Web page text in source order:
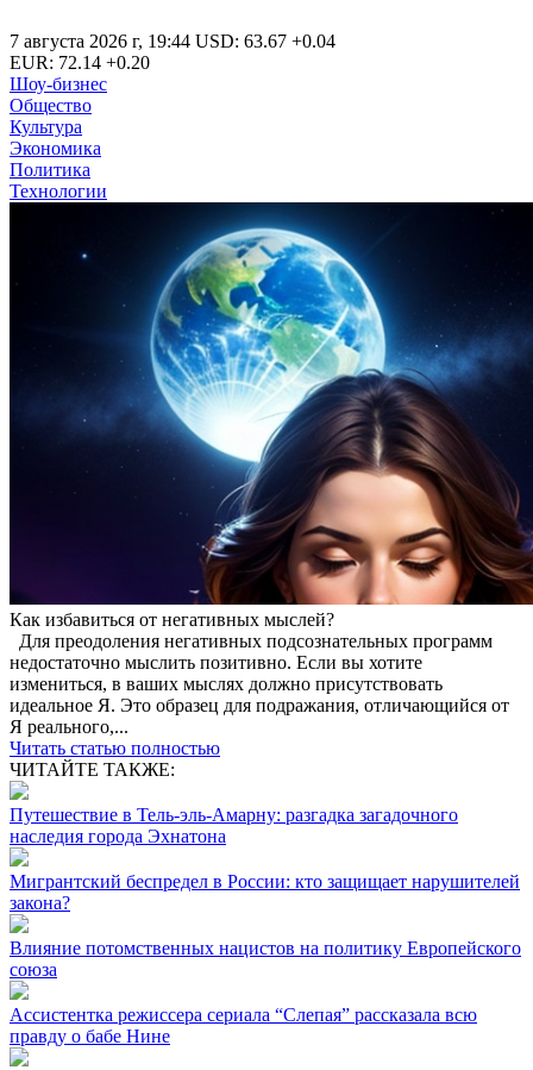
7 августа 2026 г, 19:44 USD: 63.67 +0.04
EUR: 72.14 +0.20
Шоу-бизнес
Общество
Культура
Экономика
Политика
Технологии
Как избавиться от негативных мыслей?
Для преодоления негативных подсознательных программ
недостаточно мыслить позитивно. Если вы хотите
измениться, в ваших мыслях должно присутствовать
идеальное Я. Это образец для подражания, отличающийся от
Я реального,...
Читать статью полностью
ЧИТАЙТЕ ТАКЖЕ:
Путешествие в Тель-эль-Амарну: разгадка загадочного
наследия города Эхнатона
Мигрантский беспредел в России: кто защищает нарушителей
закона?
Влияние потомственных нацистов на политику Европейского
союза
Ассистентка режиссера сериала “Слепая” рассказала всю
правду о бабе Нине